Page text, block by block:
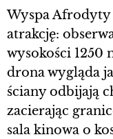
Wyspa Afrodyty
atrakcję:
wysokości 1250
drona wygląda
ściany odbijają
zacierając
sala kinowa o